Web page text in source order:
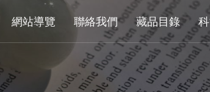
網站導覽 聯絡我們 藏品目錄